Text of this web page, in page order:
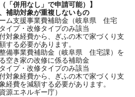
「併用なし」で申請可能）】
補助対象が重複しないもの
ム支援事業費補助金（岐阜県 住宅
プ・改修タイプのみ該当
経費から、ぎふの木で家づくり支
する必要があります。
備事業費補助金（岐阜県 住宅課）を
空き家の改修に係る補助金
・改修タイプのみ該当
経費から、ぎふの木で家づくり支
経費を減額する必要があります。
エネルギー庁）